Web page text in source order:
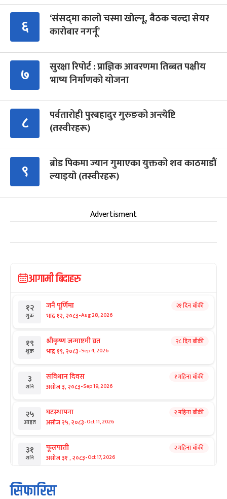
६
‘संसद्‍मा कालो चस्मा खोल्नू, बैठक चल्दा सेयर
कारोबार नगर्नू’
७
सुरक्षा रिपोर्ट : प्राज्ञिक आवरणमा तिब्बत पक्षीय
भाष्य निर्माणको योजना
८
पर्वतारोही पुरबहादुर गुरुङको अन्त्येष्टि
(तस्वीरहरू)
९
ब्रोड पिकमा ज्यान गुमाएका युक्तको शव काठमाडौं
ल्याइयो (तस्वीरहरू)
Advertisment
आगामी बिदाहरु
१२
शुक्र
जनै पूर्णिमा
भाद्र १२, २०८३-Aug 28, 2026
२१ दिन बाँकी
१९
शुक्र
श्रीकृष्ण जन्माष्टमी व्रत
भाद्र १९, २०८३-Sep 4, 2026
२८ दिन बाँकी
३
शनि
संविधान दिवस
असोज ३, २०८३-Sep 19, 2026
१ महिना बाँकी
२५
आइत
घटस्थापना
असोज २५, २०८३-Oct 11, 2026
२ महिना बाँकी
३१
शनि
फूलपाती
असोज ३१ , २०८३-Oct 17, 2026
२ महिना बाँकी
१
आइत
कार्तिक सङ्क्रान्ति
कार्तिक १, २०८३
सिफारिस